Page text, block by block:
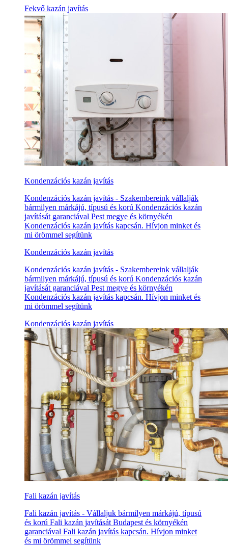
Fekvő kazán javítás
Kondenzációs kazán javítás
Kondenzációs kazán javítás - Szakembereink vállalják
bármilyen márkájú, típusú és korú Kondenzációs kazán
javítását garanciával Pest megye és környékén
Kondenzációs kazán javítás kapcsán. Hívjon minket és
mi örömmel segítünk
Kondenzációs kazán javítás
Kondenzációs kazán javítás - Szakembereink vállalják
bármilyen márkájú, típusú és korú Kondenzációs kazán
javítását garanciával Pest megye és környékén
Kondenzációs kazán javítás kapcsán. Hívjon minket és
mi örömmel segítünk
Kondenzációs kazán javítás
Fali kazán javítás
Fali kazán javítás - Vállaljuk bármilyen márkájú, típusú
és korú Fali kazán javítását Budapest és környékén
garanciával Fali kazán javítás kapcsán. Hívjon minket
és mi örömmel segítünk